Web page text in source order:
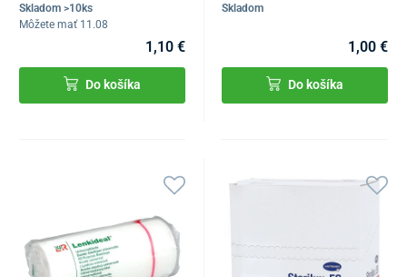
Skladom >10ks
Môžete mať 11.08
1,10 €
Do košíka
Skladom
1,00 €
Do košíka